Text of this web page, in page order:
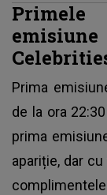
Prima
de la ora
prima
apariție, dar